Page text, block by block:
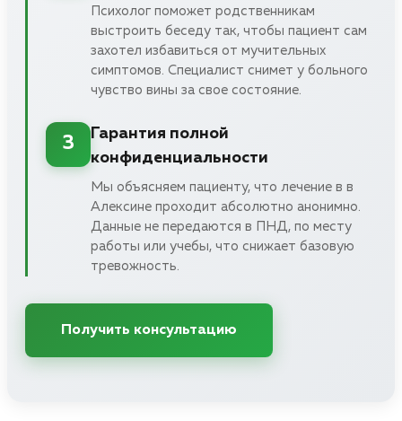
Психолог поможет родственникам
выстроить беседу так, чтобы пациент сам
захотел избавиться от мучительных
симптомов. Специалист снимет у больного
чувство вины за свое состояние.
3
Гарантия полной
конфиденциальности
Мы объясняем пациенту, что лечение в в
Алексине проходит абсолютно анонимно.
Данные не передаются в ПНД, по месту
работы или учебы, что снижает базовую
тревожность.
Получить консультацию